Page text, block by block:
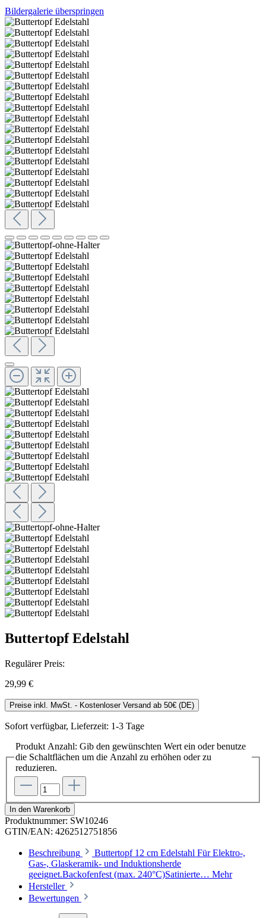
Bildergalerie überspringen
Buttertopf Edelstahl
Regulärer Preis:
29,99 €
Preise inkl. MwSt. - Kostenloser Versand ab 50€ (DE)
Sofort verfügbar, Lieferzeit: 1-3 Tage
Produkt Anzahl: Gib den gewünschten Wert ein oder benutze
die Schaltflächen um die Anzahl zu erhöhen oder zu
reduzieren.
In den Warenkorb
Produktnummer: SW10246
GTIN/EAN: 4262512751856
Beschreibung
Buttertopf 12 cm Edelstahl Für Elektro-,
Gas-, Glaskeramik- und Induktionsherde
geeignet.Backofenfest (max. 240°C)Satinierte… Mehr
Hersteller
Bewertungen